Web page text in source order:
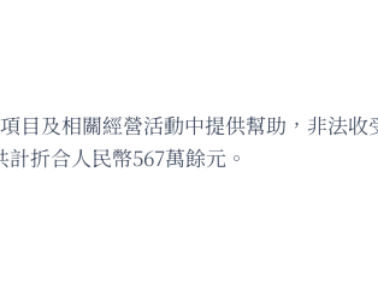
及相關經營活動中提供幫助，非法
折合人民幣567萬餘元。